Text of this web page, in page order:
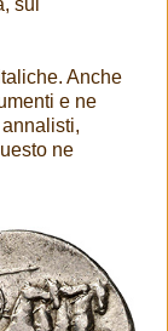
sul
Anche
e ne
ne